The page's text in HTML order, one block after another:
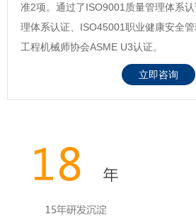
准2项。通过了ISO9001质量管理体系
理体系认证、ISO45001职业健康安全
工程机械师协会ASME U3认证。
立即咨询